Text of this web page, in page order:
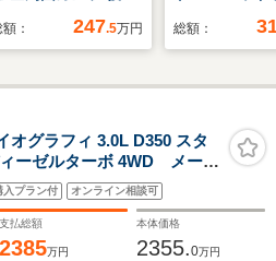
： 247.5万円 総額：
グラフィ 3.0L D350 スタ
ーゼルターボ 4WD メーカ
証付き
入プラン付 オンライン相談可
支払総額
2385万円
本体価格
2355.0万円